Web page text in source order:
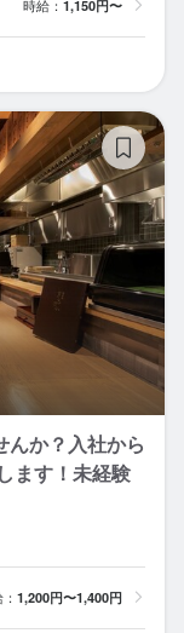
時給： 1,150円〜
んか？入社から
ます！未経験
1,200円〜1,400円